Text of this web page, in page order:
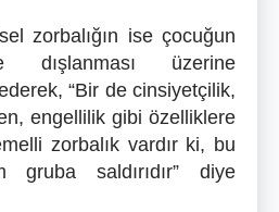
zorbalığın ise çocuğun
dışlanması üzerine
“Bir de cinsiyetçilik,
engellilik gibi özelliklere
zorbalık vardır ki, bu
saldırıdır” diye